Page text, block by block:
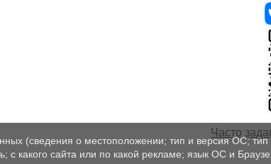
Часто
(сведения о местоположении; тип и версия ОС; тип
с какого сайта или по какой рекламе; язык ОС и